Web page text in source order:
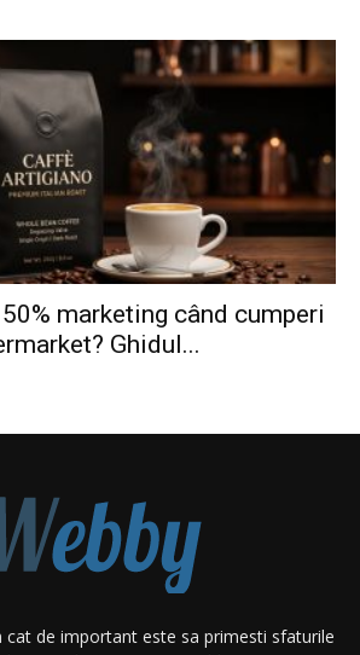
marketing când cumperi
Ghidul...
cat de important este sa primesti sfaturile